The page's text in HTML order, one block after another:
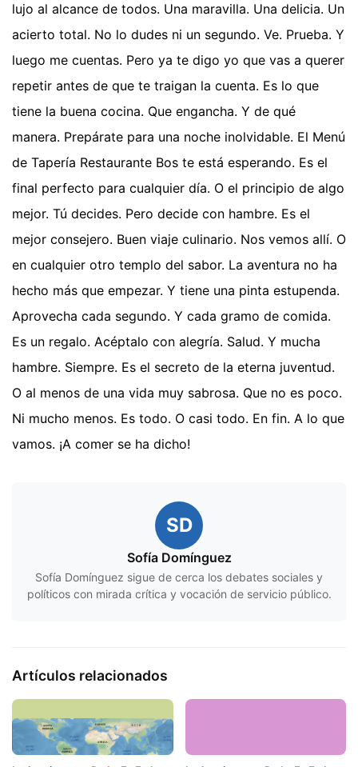
lujo al alcance de todos. Una maravilla. Una delicia. Un
acierto total. No lo dudes ni un segundo. Ve. Prueba. Y
luego me cuentas. Pero ya te digo yo que vas a querer
repetir antes de que te traigan la cuenta. Es lo que
tiene la buena cocina. Que engancha. Y de qué
manera. Prepárate para una noche inolvidable. El Menú
de Tapería Restaurante Bos te está esperando. Es el
final perfecto para cualquier día. O el principio de algo
mejor. Tú decides. Pero decide con hambre. Es el
mejor consejero. Buen viaje culinario. Nos vemos allí. O
en cualquier otro templo del sabor. La aventura no ha
hecho más que empezar. Y tiene una pinta estupenda.
Aprovecha cada segundo. Y cada gramo de comida.
Es un regalo. Acéptalo con alegría. Salud. Y mucha
hambre. Siempre. Es el secreto de la eterna juventud.
O al menos de una vida muy sabrosa. Que no es poco.
Ni mucho menos. Es todo. O casi todo. En fin. A lo que
vamos. ¡A comer se ha dicho!
SD
Sofía Domínguez
Sofía Domínguez sigue de cerca los debates sociales y
políticos con mirada crítica y vocación de servicio público.
Artículos relacionados